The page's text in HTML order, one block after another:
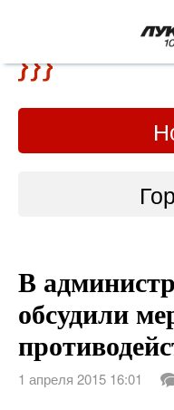
В
обсудили
1 апреля 2015 16:01